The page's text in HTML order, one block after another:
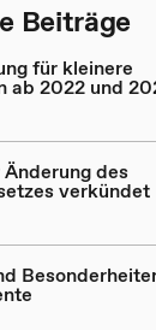
Beiträge
für kleinere
ab 2022 und
des
verkündet